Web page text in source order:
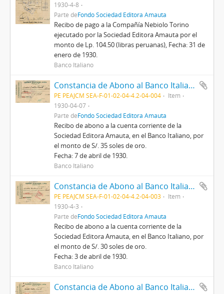
1930-4-8
Parte deFondo Sociedad Editora Amauta
Recibo de pago a la Compañía Nebiolo Torino
ejecutado por la Sociedad Editora Amauta por el
monto de Lp. 104.50 (libras peruanas), Fecha: 31 de
enero de 1930.
Banco Italiano
Constancia de Abono al Banco Italiano de Lima, 7/4/1930
PE PEAJCM SEA-F-01-02-04-4.2-04-004
Item
1930-04-07
Parte deFondo Sociedad Editora Amauta
Recibo de abono a la cuenta corriente de la
Sociedad Editora Amauta, en el Banco Italiano, por
el monto de S/. 35 soles de oro.
Fecha: 7 de abril de 1930.
Banco Italiano
Constancia de Abono al Banco Italiano de Lima, 3/4/1930
PE PEAJCM SEA-F-01-02-04-4.2-04-003
Item
1930-4-3
Parte deFondo Sociedad Editora Amauta
Recibo de abono a la cuenta corriente de la
Sociedad Editora Amauta, en el Banco Italiano, por
el monto de S/. 30 soles de oro.
Fecha: 3 de abril de 1930.
Banco Italiano
Constancia de Abono al Banco Italiano de Lima, 3/4/1930